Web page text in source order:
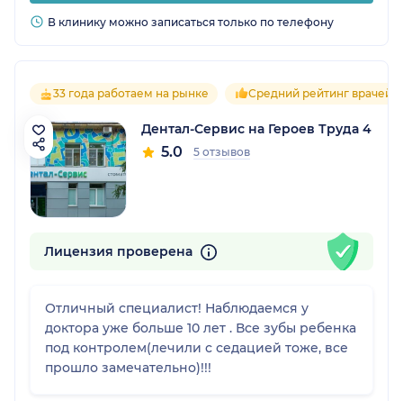
В клинику можно записаться только по телефону
33 года работаем на рынке Средний рейтинг врачей
Дентал-Сервис на Героев Труда 4
5.0 5 отзывов
Лицензия проверена
Отличный специалист! Наблюдаемся у
доктора уже больше 10 лет . Все зубы ребенка
под контролем(лечили с седацией тоже, все
прошло замечательно)!!!